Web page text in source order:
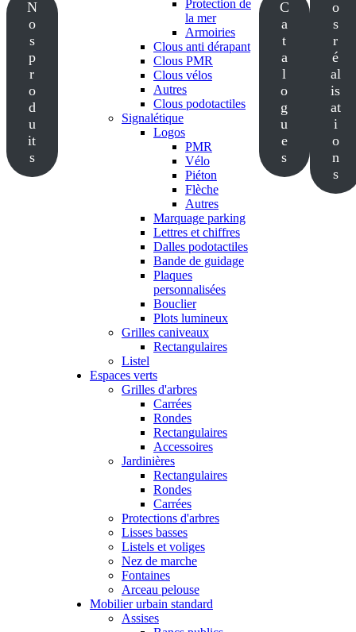
N
o
s
p
r
o
d
u
it
s
Protection de
la mer
Armoiries
Clous anti dérapant
Clous PMR
Clous vélos
Autres
Clous podotactiles
Signalétique
Logos
PMR
Vélo
Piéton
Flèche
Autres
Marquage parking
Lettres et chiffres
Dalles podotactiles
Bande de guidage
Plaques
personnalisées
Bouclier
Plots lumineux
Grilles caniveaux
Rectangulaires
Listel
Espaces verts
Grilles d'arbres
Carrées
Rondes
Rectangulaires
Accessoires
Jardinières
Rectangulaires
Rondes
Carrées
Protections d'arbres
Lisses basses
Listels et voliges
Nez de marche
Fontaines
Arceau pelouse
Mobilier urbain standard
Assises
C
a
t
a
l
o
g
u
e
s
o
s
r
é
al
is
at
i
o
n
s